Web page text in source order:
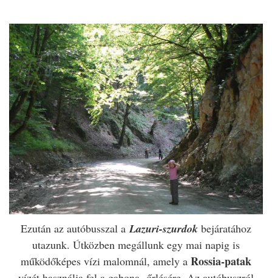
Ezután az autóbusszal a Lazuri-szurdok bejáratához
utazunk. Útközben megállunk egy mai napig is
működőképes vízi malomnál, amely a Rossia-patak